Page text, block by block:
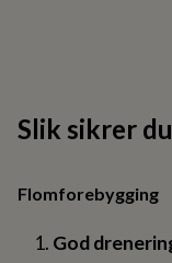
Slik sikrer
Flomforebygging
God